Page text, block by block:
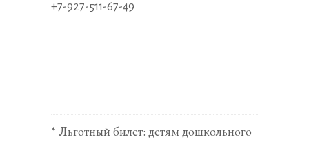
+7-927-511-67-49
* Льготный билет: детям дошкольного